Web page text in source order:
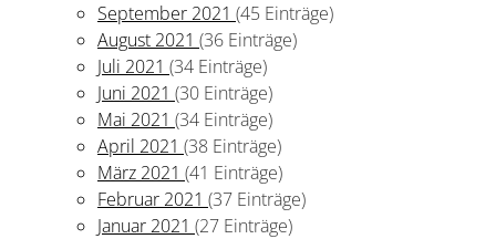
September 2021 (45 Einträge)
August 2021 (36 Einträge)
Juli 2021 (34 Einträge)
Juni 2021 (30 Einträge)
Mai 2021 (34 Einträge)
April 2021 (38 Einträge)
März 2021 (41 Einträge)
Februar 2021 (37 Einträge)
Januar 2021 (27 Einträge)